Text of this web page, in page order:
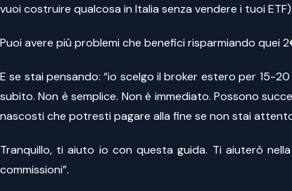
vuoi costruire qualcosa in Italia senza vendere i tuoi ETF).
Puoi avere più problemi che benefici risparmiando quei
E se stai pensando: “io scelgo il broker estero per 15-
subito. Non è semplice. Non è immediato. Possono
nascosti che potresti pagare alla fine se non stai
Tranquillo, ti aiuto io con questa guida. Ti aiuterò
commissioni”.